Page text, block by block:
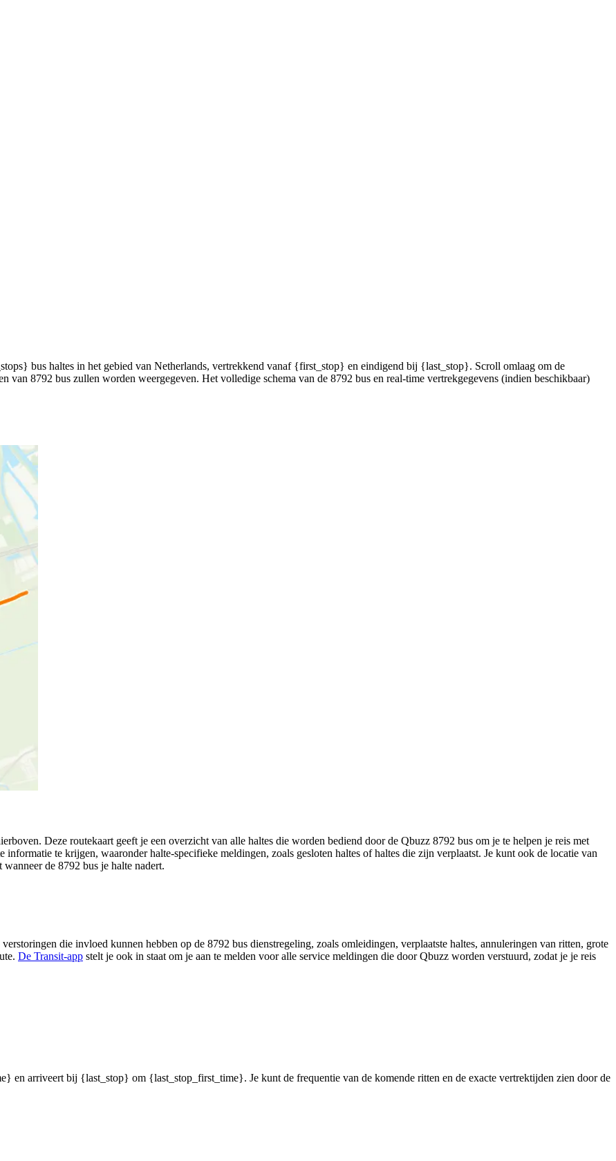
bus haltes in het gebied van Netherlands, vertrekkend vanaf {first_stop} en eindigend bij {last_stop}. Scroll omlaag om de
van 8792 bus zullen worden weergegeven. Het volledige schema van de 8792 bus en real-time vertrekgegevens (indien beschikbaar)
Deze routekaart geeft je een overzicht van alle haltes die worden bediend door de Qbuzz 8792 bus om je te helpen je reis met
informatie te krijgen, waaronder halte-specifieke meldingen, zoals gesloten haltes of haltes die zijn verplaatst. Je kunt ook de locatie van
de 8792 bus je halte nadert.
die invloed kunnen hebben op de 8792 bus dienstregeling, zoals omleidingen, verplaatste haltes, annuleringen van ritten, grote
De Transit-app stelt je ook in staat om je aan te melden voor alle service meldingen die door Qbuzz worden verstuurd, zodat je je reis
arriveert bij {last_stop} om {last_stop_first_time}. Je kunt de frequentie van de komende ritten en de exacte vertrektijden zien door de